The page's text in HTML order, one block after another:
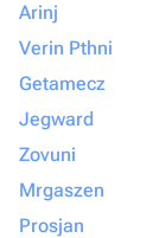
Arinj
Verin Pthni
Getamecz
Jegward
Zovuni
Mrgaszen
Prosjan